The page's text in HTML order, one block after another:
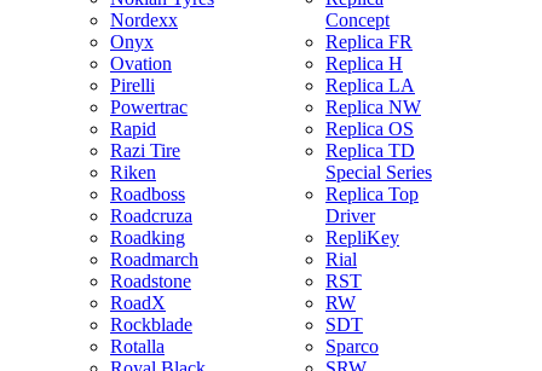
Nordexx
Onyx
Ovation
Pirelli
Powertrac
Rapid
Razi Tire
Riken
Roadboss
Roadcruza
Roadking
Roadmarch
Roadstone
RoadX
Rockblade
Rotalla
Concept
Replica FR
Replica H
Replica LA
Replica NW
Replica OS
Replica TD
Special Series
Replica Top
Driver
RepliKey
Rial
RST
RW
SDT
Sparco